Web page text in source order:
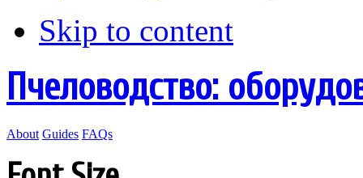
Skip to content
Пчеловодство:
About Guides FAQs